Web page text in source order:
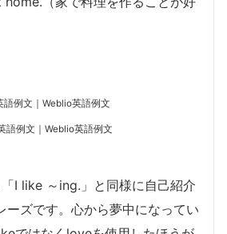
例文｜Weblio英語例文
語例文｜Weblio英語例文
I like ～ing.」と同様に自己紹介
ーズです。心から夢中になってい